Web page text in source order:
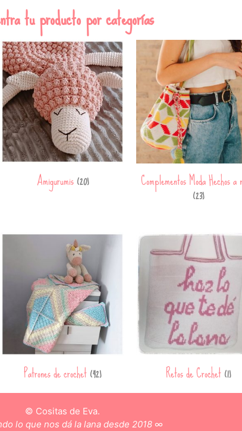
tu producto por categorías
Amigurumis(20) Complementos Moda Hechos a
(23)
Patrones de crochet(42) Retos de Crochet(1)
© Cositas de Eva.
lo que nos dá la lana desde 2018∞